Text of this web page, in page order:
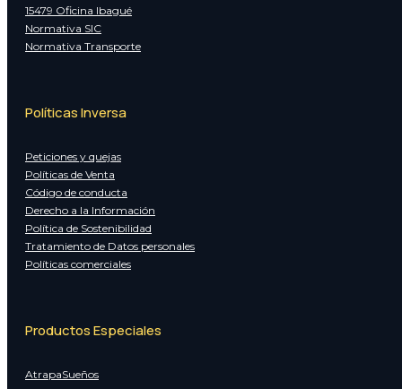
15479 Oficina Ibagué
Normativa SIC
Normativa Transporte
Políticas Inversa
Peticiones y quejas
Políticas de Venta
Código de conducta
Derecho a la Información
Política de Sostenibilidad
Tratamiento de Datos personales
Políticas comerciales
Productos Especiales
AtrapaSueños